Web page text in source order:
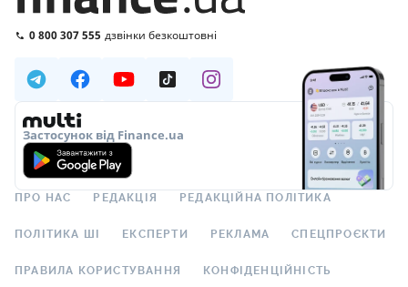
0 800 307 555 дзвінки безкоштовні
Застосунок від Finance.ua
ПРО НАС РЕДАКЦІЯ РЕДАКЦІЙНА ПОЛІТИКА
ПОЛІТИКА ШІ ЕКСПЕРТИ РЕКЛАМА СПЕЦПРОЄКТИ
ПРАВИЛА КОРИСТУВАННЯ КОНФІДЕНЦІЙНІСТЬ